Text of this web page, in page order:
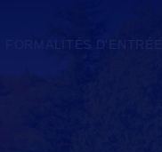
FORMALITÉS D'ENTRÉE